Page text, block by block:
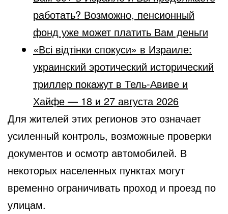
работать? Возможно, пенсионный
фонд уже может платить Вам деньги
«Всі відтінки спокуси» в Израиле:
украинский эротический исторический
триллер покажут в Тель-Авиве и
Хайфе — 18 и 27 августа 2026
Для жителей этих регионов это означает
усиленный контроль, возможные проверки
документов и осмотр автомобилей. В
некоторых населенных пунктах могут
временно ограничивать проход и проезд по
улицам.